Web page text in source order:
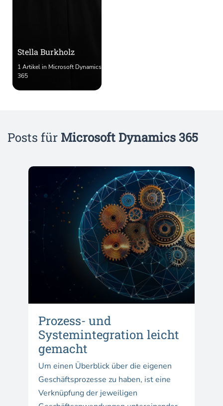
Stella Burkholz
1 Artikel in Microsoft Dynamics
365
Posts für Microsoft Dynamics 365
Prozess- und
Systemintegration leicht
gemacht
Um einen Überblick über die eigenen
Geschäftsprozesse zu haben, ist eine
Verknüpfung der jeweiligen